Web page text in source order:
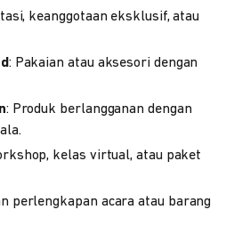
keanggotaan eksklusif, atau
: Pakaian atau aksesori dengan
: Produk berlangganan dengan
kelas virtual, atau paket
perlengkapan acara atau barang